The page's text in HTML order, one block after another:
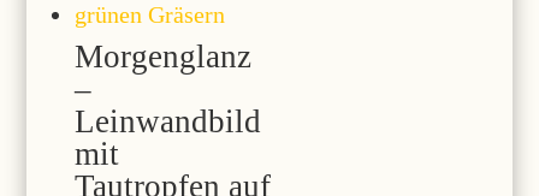
Morgenglanz
–
Leinwandbild
mit
Tautropfen auf